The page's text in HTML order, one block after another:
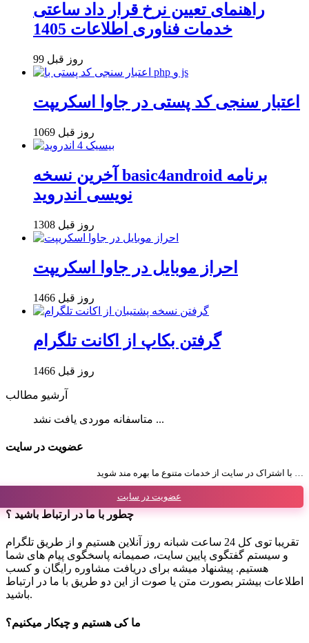
راهنمای تعیین نرخ قرار داد ساعتی
خدمات فناوری اطلاعات 1405
99 روز قبل
اعتبار سنجی کد پستی در جاوا اسکریپت
1069 روز قبل
آخرین نسخه basic4android برنامه
نویسی اندروید
1308 روز قبل
احراز موبایل در جاوا اسکریپت
1466 روز قبل
گرفتن بکاپ از اکانت تلگرام
1466 روز قبل
آرشیو مطالب
متاسفانه موردی یافت نشد ...
عضویت در سایت
با اشتراک در سایت از خدمات متنوع ما بهره مند شوید …
عضویت در سایت
چطور با ما در ارتباط باشید ؟
تقریبا توی کل 24 ساعت شبانه روز آنلاین هستیم و از طریق تلگرام
و سیستم گفتگوی پایین سایت، صمیمانه پاسخگوی پیام های شما
هستیم. پیشنهاد میشه برای دریافت مشاوره رایگان و کسب
اطلاعات بیشتر بصورت متن یا صوت از این دو طریق با ما در ارتباط
باشید.
ما کی هستیم و چیکار میکنیم؟